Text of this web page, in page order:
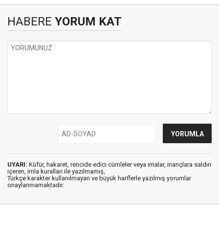
HABERE YORUM KAT
UYARI: Küfür, hakaret, rencide edici cümleler veya imalar, inançlara saldırı
içeren, imla kuralları ile yazılmamış,
Türkçe karakter kullanılmayan ve büyük harflerle yazılmış yorumlar
onaylanmamaktadır.